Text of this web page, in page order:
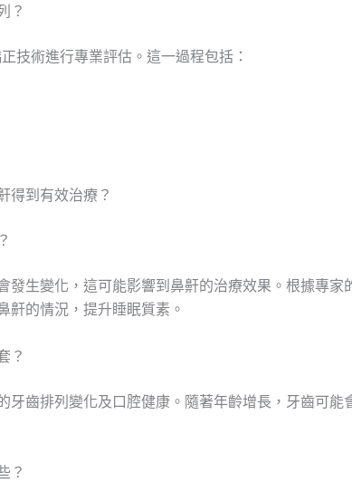
？
技術進行專業評估。這一過程包括：
得到有效治療？
發生變化，這可能影響到鼻鼾的治療效果。根據專
鼾的情況，提升睡眠質素。
？
牙齒排列變化及口腔健康。隨著年齡增長，牙齒可
？